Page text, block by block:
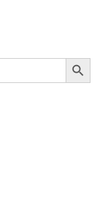
Botón de búsqueda